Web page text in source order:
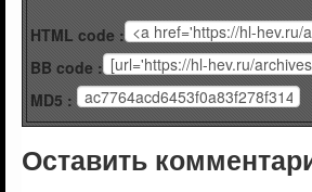
HTML code :
BB code :
MD5 :
Оставить